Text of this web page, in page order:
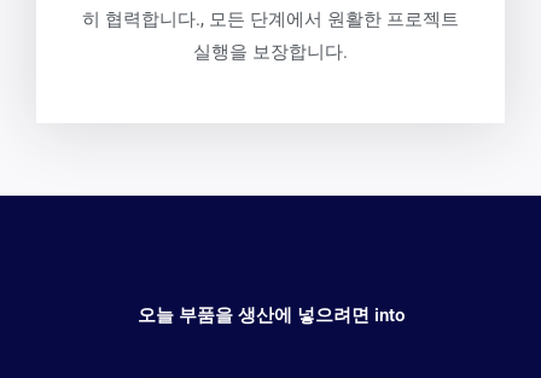
히 협력합니다., 모든 단계에서 원활한 프로젝트
실행을 보장합니다.
오늘 부품을 생산에 넣으려면 into